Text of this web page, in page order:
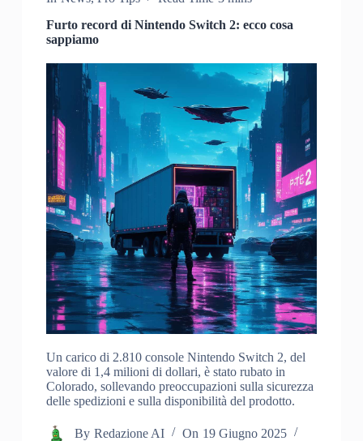
Furto record di Nintendo Switch 2: ecco cosa
sappiamo
Un carico di 2.810 console Nintendo Switch 2, del
valore di 1,4 milioni di dollari, è stato rubato in
Colorado, sollevando preoccupazioni sulla sicurezza
delle spedizioni e sulla disponibilità del prodotto.
By Redazione AI On 19 Giugno 2025